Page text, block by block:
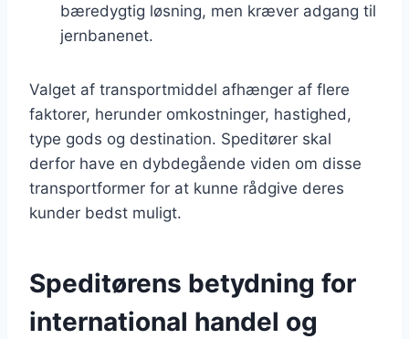
bæredygtig løsning, men kræver adgang til
jernbanenet.
Valget af transportmiddel afhænger af flere
faktorer, herunder omkostninger, hastighed,
type gods og destination. Speditører skal
derfor have en dybdegående viden om disse
transportformer for at kunne rådgive deres
kunder bedst muligt.
Speditørens betydning for
international handel og